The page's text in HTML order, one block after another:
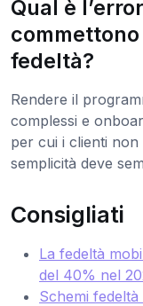
Qual è
fedeltà?
Rendere il
complessi e
per cui i clienti non
semplicità deve
Consigliati
La fedeltà
del 40% nel
Schemi